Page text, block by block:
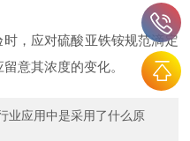
，应对硫酸亚铁铵规范滴定
意其浓度的变化。
业应用中是采用了什么原